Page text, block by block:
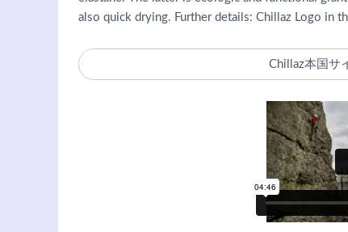
also quick drying. Further details: Chillaz Logo in
Chillaz本国サ